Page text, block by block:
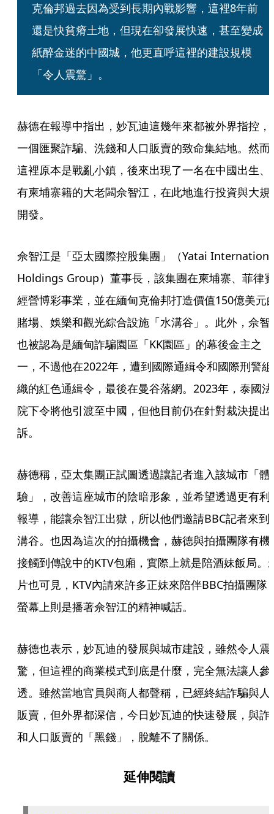
克倫邦過去因為受到長期內戰影響，這裡8年前
還是快貧瘠土地，但現在卻發展快速，甚至變成
紙醉金迷的中國城，他更直呼這裡的建設規模
「令人震驚」。
赫德在報導中指出，妙瓦迪這幾年來都被外界指控，
一個匯聚詐騙、洗錢和人口販賣的致命集結地。然而
這裡原本是戰亂小鎮，後來出現了一名在中國出生、
有柬埔寨籍的大老闆佘智江，在此地進行投資與大規
開發。
佘智江是「亞太國際控股集團」（Yatai
Holdings Group）董事長，該集團在柬埔寨、菲律
經營博彩事業，並在緬甸克倫邦打造價值150億美元
賭場、娛樂和觀光綜合設施「水溝谷」。此外，佘智
也被認為是緬甸詐騙園區「KK園區」的幕後金主之
一，不過他在2022年，遭到國際通緝令和國際刑警組
織的紅色通緝令，最後在曼谷落網。2023年，泰國法
院下令將他引渡至中國，但他目前仍在針對裁決提出
訴。
赫德稱，亞太集團正試圖透過讓記者進入該城市「體
驗」，改善這座城市的陰暗形象，並希望透過更有利
報導，能讓佘智江出獄，所以他們邀請BBC記者來到
溝谷。也因為這次的拍攝機會，赫德與拍攝團隊有機
接觸到傳說中的KTV包廂，實際上就是陪酒妹飯局。
片也可見，KTV內請來許多正妹來陪伴BBC拍攝團隊
螢幕上則是播著佘智江的精神喊話。
赫德也表示，妙瓦迪的發展與城市建設，雖然令人震
驚，但這裡的商業模式到底是什麼，完全無法讓人參
透。雖然當地官員與商人都聲稱，已經終結詐騙與人
販賣，但外界都深信，今日妙瓦迪的快速發展，與詐
和人口販賣的「黑錢」，脫離不了關係。
延伸閱讀